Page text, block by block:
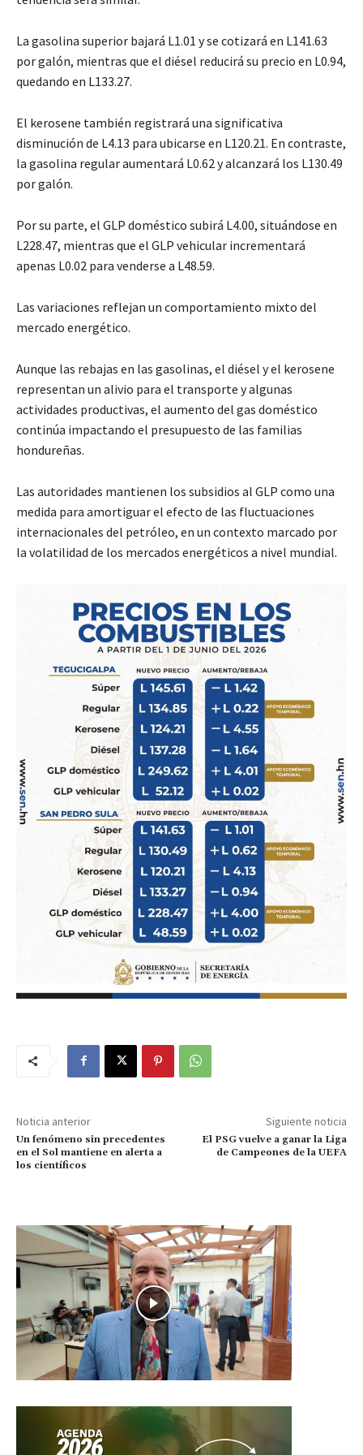
La gasolina superior bajará L1.01 y se cotizará en L141.63
por galón, mientras que el diésel reducirá su precio en L0.94,
quedando en L133.27.
El kerosene también registrará una significativa
disminución de L4.13 para ubicarse en L120.21. En contraste,
la gasolina regular aumentará L0.62 y alcanzará los L130.49
por galón.
Por su parte, el GLP doméstico subirá L4.00, situándose en
L228.47, mientras que el GLP vehicular incrementará
apenas L0.02 para venderse a L48.59.
Las variaciones reflejan un comportamiento mixto del
mercado energético.
Aunque las rebajas en las gasolinas, el diésel y el kerosene
representan un alivio para el transporte y algunas
actividades productivas, el aumento del gas doméstico
continúa impactando el presupuesto de las familias
hondureñas.
Las autoridades mantienen los subsidios al GLP como una
medida para amortiguar el efecto de las fluctuaciones
internacionales del petróleo, en un contexto marcado por
la volatilidad de los mercados energéticos a nivel mundial.
Noticia anterior
Un fenómeno sin precedentes
en el Sol mantiene en alerta a
los científicos
Siguiente noticia
El PSG vuelve a ganar la Liga
de Campeones de la UEFA